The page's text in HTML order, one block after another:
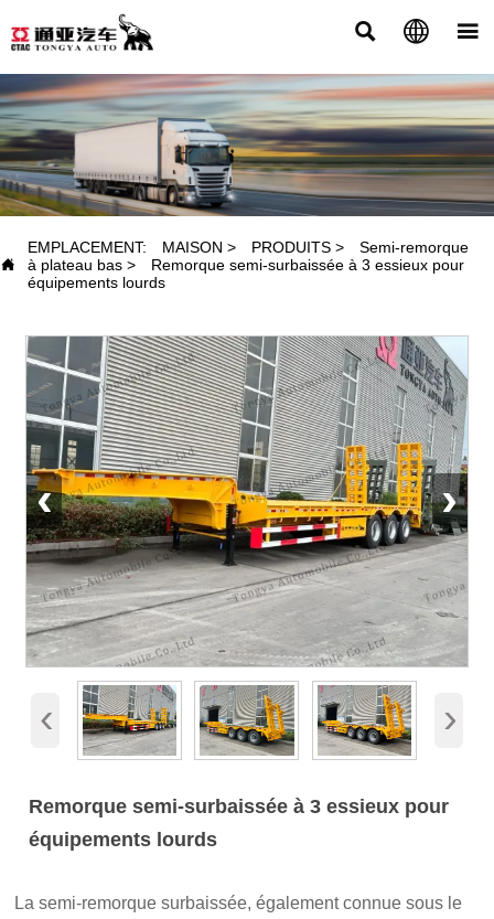
  
PRODUITS

EMPLACEMENT: MAISON > PRODUITS >
Semi-remorque
à plateau bas >
Remorque semi-surbaissée à 3 essieux pour
équipements lourds
‹ ›
‹ ›
Remorque semi-surbaissée à 3 essieux pour
équipements lourds
La semi-remorque surbaissée, également connue sous le